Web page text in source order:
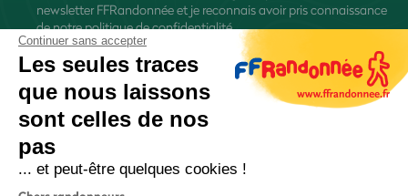
newsletter FFRandonnée et je reconnais avoir pris connaissance
denotre politique de confidentialité
Continuer sans accepter
Les seules traces
que nous laissons
sont celles de nos
pas
... et peut-être quelques cookies !